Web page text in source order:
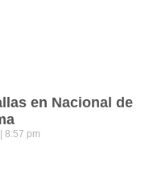
en Nacional de
8:57 pm